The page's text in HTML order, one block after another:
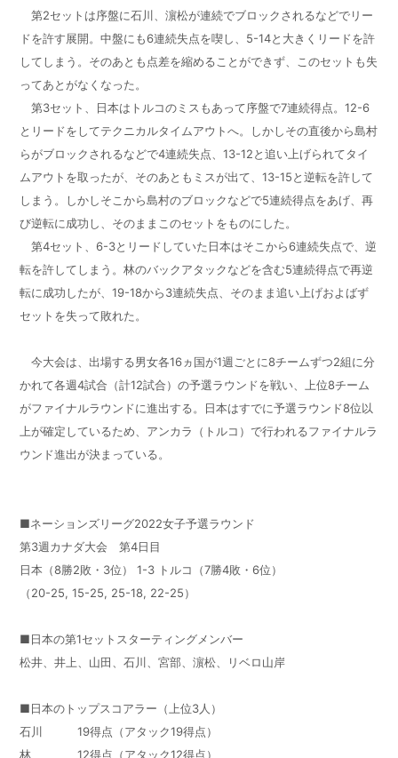
第2セットは序盤に石川、濵松が連続でブロックされるなどでリー
ドを許す展開。中盤にも6連続失点を喫し、5-14と大きくリードを許
してしまう。そのあとも点差を縮めることができず、このセットも失
ってあとがなくなった。
第3セット、日本はトルコのミスもあって序盤で7連続得点。12-6
とリードをしてテクニカルタイムアウトへ。しかしその直後から島村
らがブロックされるなどで4連続失点、13-12と追い上げられてタイ
ムアウトを取ったが、そのあともミスが出て、13-15と逆転を許して
しまう。しかしそこから島村のブロックなどで5連続得点をあげ、再
び逆転に成功し、そのままこのセットをものにした。
第4セット、6-3とリードしていた日本はそこから6連続失点で、逆
転を許してしまう。林のバックアタックなどを含む5連続得点で再逆
転に成功したが、19-18から3連続失点、そのまま追い上げおよばず
セットを失って敗れた。
今大会は、出場する男女各16ヵ国が1週ごとに8チームずつ2組に分
かれて各週4試合（計12試合）の予選ラウンドを戦い、上位8チーム
がファイナルラウンドに進出する。日本はすでに予選ラウンド8位以
上が確定しているため、アンカラ（トルコ）で行われるファイナルラ
ウンド進出が決まっている。
■ネーションズリーグ2022女子予選ラウンド
第3週カナダ大会 第4日目
日本（8勝2敗・3位） 1-3 トルコ（7勝4敗・6位）
（20-25, 15-25, 25-18, 22-25）
■日本の第1セットスターティングメンバー
松井、井上、山田、石川、宮部、濵松、リベロ山岸
■日本のトップスコアラー（上位3人）
石川 19得点（アタック19得点）
林 12得点（アタック12得点）